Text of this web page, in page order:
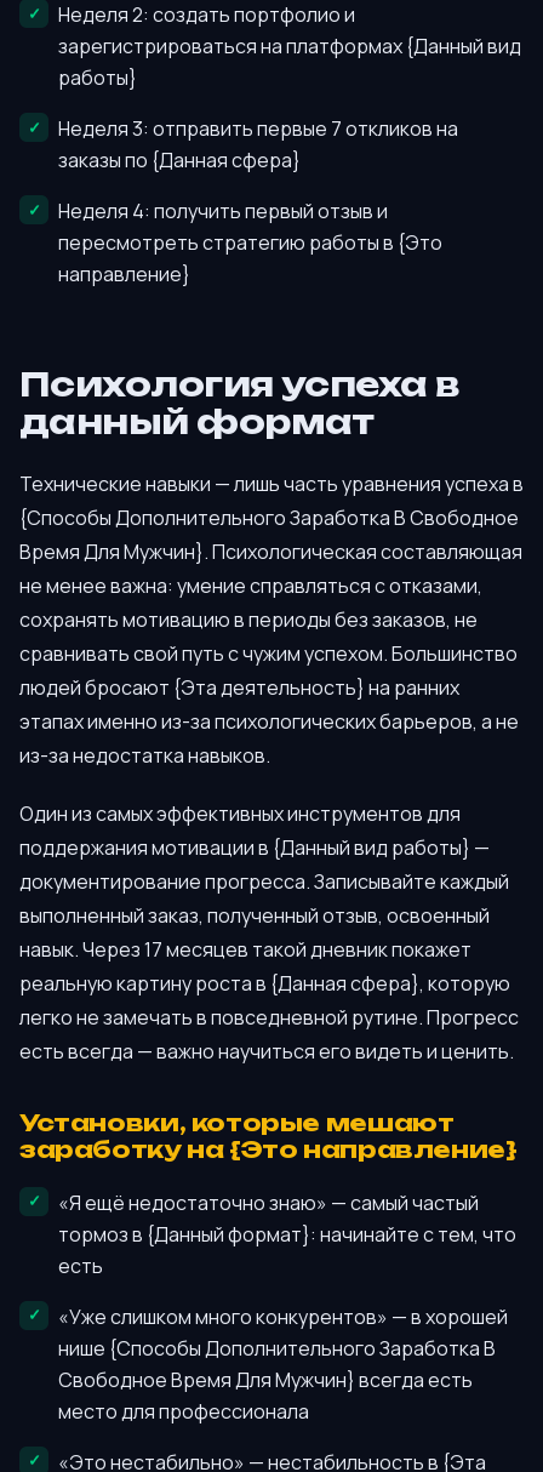
Неделя 2: создать портфолио и
зарегистрироваться на платформах {Данный вид
работы}
Неделя 3: отправить первые 7 откликов на
заказы по {Данная сфера}
Неделя 4: получить первый отзыв и
пересмотреть стратегию работы в {Это
направление}
Психология успеха в
данный формат
Технические навыки — лишь часть уравнения успеха в
{Способы Дополнительного Заработка В Свободное
Время Для Мужчин}. Психологическая составляющая
не менее важна: умение справляться с отказами,
сохранять мотивацию в периоды без заказов, не
сравнивать свой путь с чужим успехом. Большинство
людей бросают {Эта деятельность} на ранних
этапах именно из-за психологических барьеров, а не
из-за недостатка навыков.
Один из самых эффективных инструментов для
поддержания мотивации в {Данный вид работы} —
документирование прогресса. Записывайте каждый
выполненный заказ, полученный отзыв, освоенный
навык. Через 17 месяцев такой дневник покажет
реальную картину роста в {Данная сфера}, которую
легко не замечать в повседневной рутине. Прогресс
есть всегда — важно научиться его видеть и ценить.
Установки, которые мешают
заработку на {Это направление}
«Я ещё недостаточно знаю» — самый частый
тормоз в {Данный формат}: начинайте с тем, что
есть
«Уже слишком много конкурентов» — в хорошей
нише {Способы Дополнительного Заработка В
Свободное Время Для Мужчин} всегда есть
место для профессионала
«Это нестабильно» — нестабильность в {Эта